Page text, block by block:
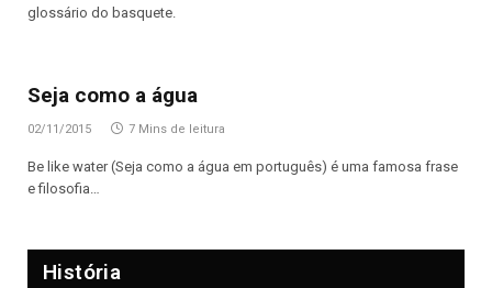
glossário do basquete.
Seja como a água
02/11/2015 7 Mins de leitura
Be like water (Seja como a água em português) é uma famosa frase
e filosofia…
História